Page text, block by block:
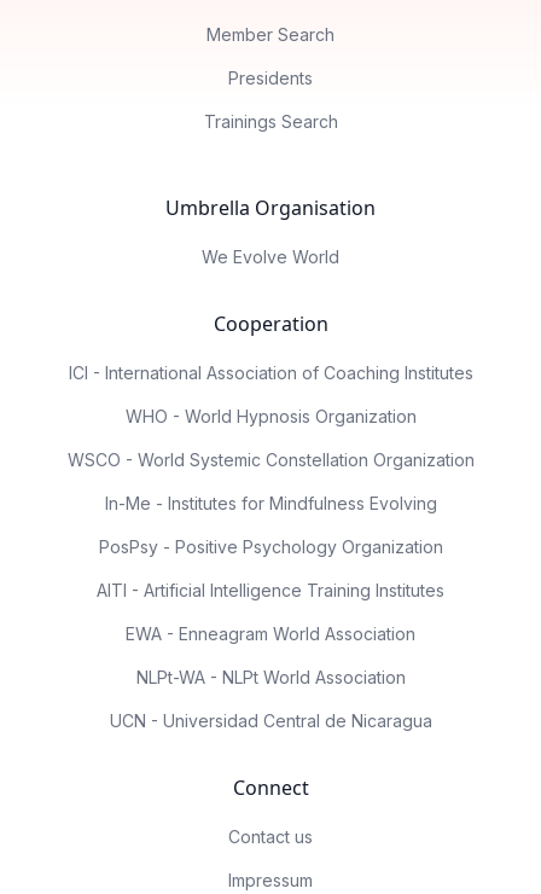
Member Search
Presidents
Trainings Search
Umbrella Organisation
We Evolve World
Cooperation
ICI - International Association of Coaching Institutes
WHO - World Hypnosis Organization
WSCO - World Systemic Constellation Organization
In-Me - Institutes for Mindfulness Evolving
PosPsy - Positive Psychology Organization
AITI - Artificial Intelligence Training Institutes
EWA - Enneagram World Association
NLPt-WA - NLPt World Association
UCN - Universidad Central de Nicaragua
Connect
Contact us
Impressum